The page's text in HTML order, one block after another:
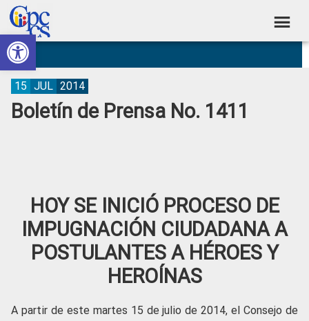
Abrir barra de herramientas
Skip
to
primary
navigation
Skip
to
main
content
Skip
to
primary
sidebar
Skip
to
footer
Consejo
de
Participación
Ciudadana
Construyendo
Poder
Ciudadano
Boletín de Prensa No. 1411
15 JUL 2014
HOY SE INICIÓ PROCESO DE
IMPUGNACIÓN CIUDADANA A
POSTULANTES A HÉROES Y
HEROÍNAS
A partir de este martes 15 de julio de 2014, el Consejo de